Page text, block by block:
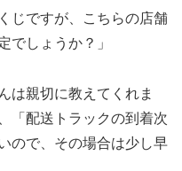
じですが、こちらの店舗
でしょうか？」
は親切に教えてくれま
「配送トラックの到着次
ので、その場合は少し早